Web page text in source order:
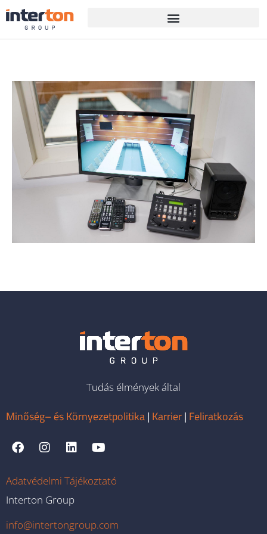
Tudás élmények által
Minőség– és Környezetpolitika| Karrier| Feliratkozás
Adatvédelmi Tájékoztató
Interton Group
info@intertongroup.com